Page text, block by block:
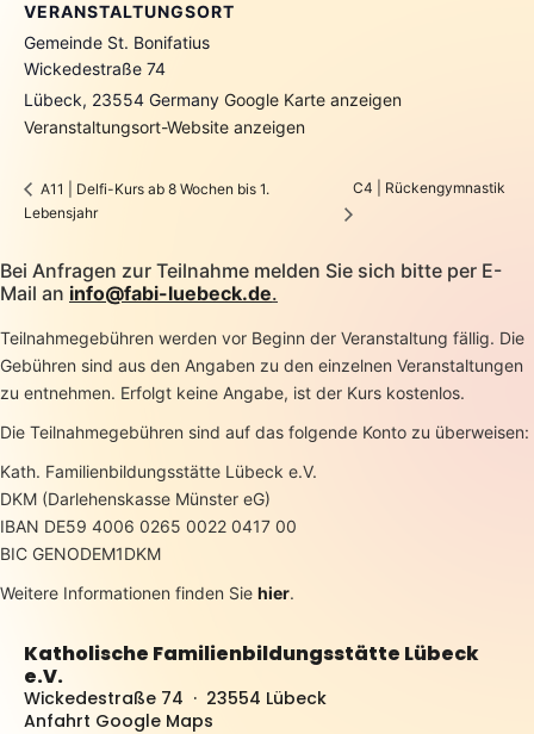
VERANSTALTUNGSORT
Gemeinde St. Bonifatius
Wickedestraße 74
Lübeck, 23554 Germany Google Karte anzeigen
Veranstaltungsort-Website anzeigen
A11 | Delfi-Kurs ab 8 Wochen bis 1.
Lebensjahr
C4 | Rückengymnastik
Bei Anfragen zur Teilnahme melden Sie sich bitte per E-
Mail an info@fabi-luebeck.de.
Teilnahmegebühren werden vor Beginn der Veranstaltung fällig. Die
Gebühren sind aus den Angaben zu den einzelnen Veranstaltungen
zu entnehmen. Erfolgt keine Angabe, ist der Kurs kostenlos.
Die Teilnahmegebühren sind auf das folgende Konto zu überweisen:
Kath. Familienbildungsstätte Lübeck e.V.
DKM (Darlehenskasse Münster eG)
IBAN DE59 4006 0265 0022 0417 00
BIC GENODEM1DKM
Weitere Informationen finden Sie hier.
Katholische Familienbildungsstätte Lübeck
e.V.
Wickedestraße 74 · 23554 Lübeck
Anfahrt Google Maps